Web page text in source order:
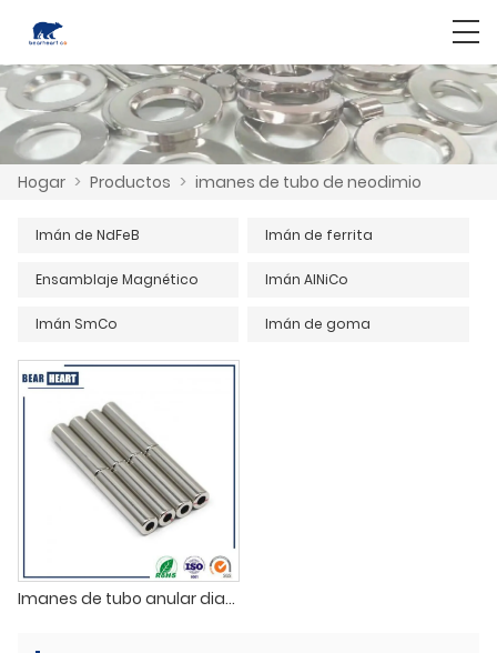
Hogar > Productos > imanes de tubo de neodimio
Imán de NdFeB Imán de ferrita
Ensamblaje Magnético Imán AlNiCo
Imán SmCo Imán de goma
Imanes de tubo anular diametralmente magnetizados